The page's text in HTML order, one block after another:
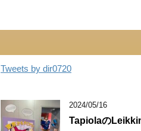
Tweets by dir0720
2024/05/16
Tapiolaの